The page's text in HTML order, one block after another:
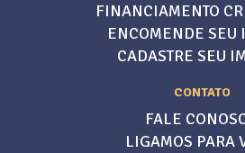
FINANCIAMENTO
ENCOMENDE SEU
CADASTRE SEU
CONTATO
FALE
LIGAMOS PARA